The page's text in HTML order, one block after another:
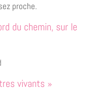
proche.
du chemin, sur le
vivants »